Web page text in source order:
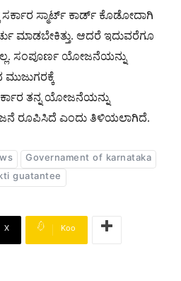
ಸ್ಮಾರ್ಟ್​ ಕಾರ್ಡ್​ ಕೊಡೋದಾಗಿ
ಮಾಡಬೇಕಿತ್ತು. ಆದರೆ ಇದುವರೆಗೂ
ಸಂಪೂರ್ಣ ಯೋಜನೆಯನ್ನು
ತನ್ನ ಯೋಜನೆಯನ್ನು
ರೂಪಿಸಿದೆ ಎಂದು ತಿಳಿಯಲಾಗಿದೆ.
Governament of karnataka
guatantee
X Koo